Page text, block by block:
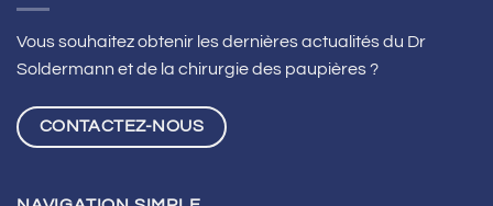
LASIK
Lyon
Vous souhaitez obtenir les dernières actualités du Dr
Soldermann et de la chirurgie des paupières ?
CONTACTEZ-NOUS